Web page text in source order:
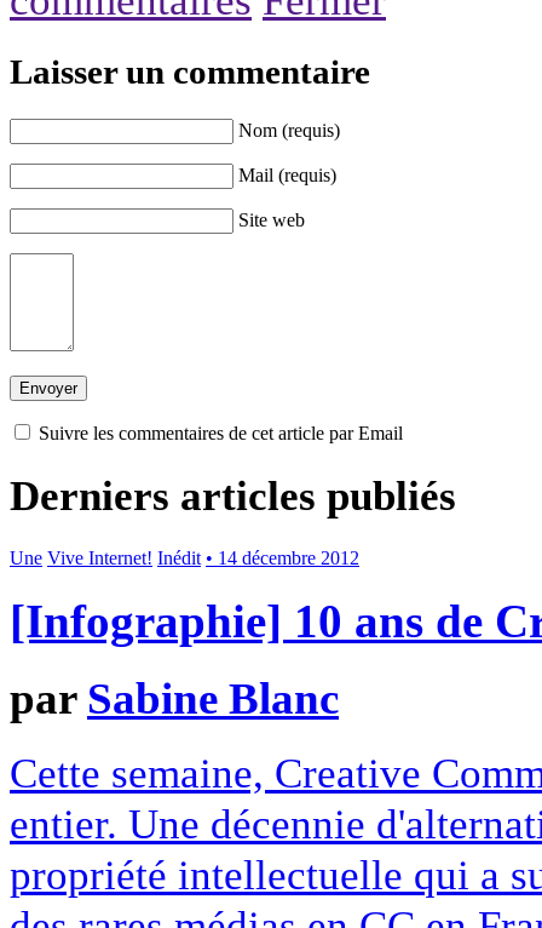
Laisser un commentaire
Nom (requis)
Mail (requis)
Site web
Suivre les commentaires de cet article par Email
Derniers articles publiés
Une Vive Internet! Inédit • 14 décembre 2012
[Infographie] 10 ans de
par Sabine Blanc
Cette semaine, Creative
entier. Une décennie
propriété intellectuelle qui a